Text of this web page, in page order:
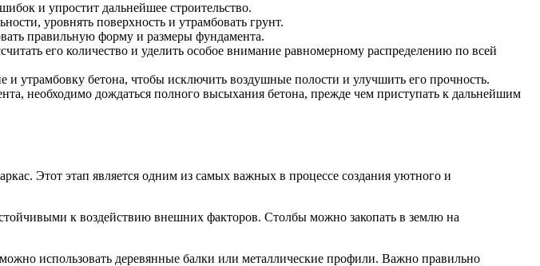
и упростит дальнейшее строительство.
уровнять поверхность и утрамбовать грунт.
правильную форму и размеры фундамента.
его количество и уделить особое внимание равномерному распределению по всей
утрамбовку бетона, чтобы исключить воздушные полости и улучшить его прочность.
необходимо дождаться полного высыхания бетона, прежде чем приступать к дальнейшим
Этот этап является одним из самых важных в процессе создания уютного и
к воздействию внешних факторов. Столбы можно закопать в землю на
использовать деревянные балки или металлические профили. Важно правильно